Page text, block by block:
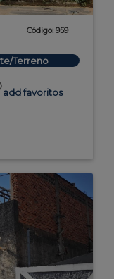
Código: 959
Terreno
add favoritos